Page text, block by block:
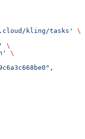
kling/tasks'
\
\
\